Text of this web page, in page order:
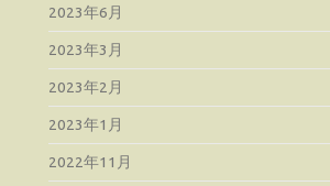
2023年6月
2023年3月
2023年2月
2023年1月
2022年11月